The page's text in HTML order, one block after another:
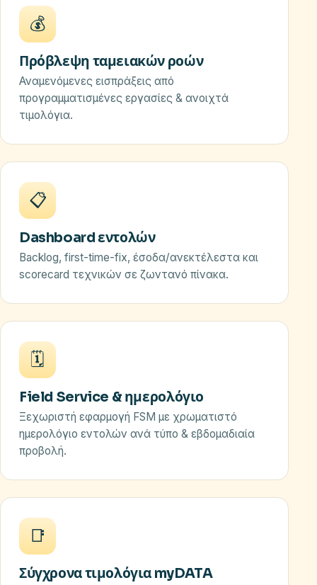
💰
Πρόβλεψη ταμειακών ροών
Αναμενόμενες εισπράξεις από
προγραμματισμένες εργασίες & ανοιχτά
τιμολόγια.
📋
Dashboard εντολών
Backlog, first-time-fix, έσοδα/ανεκτέλεστα και
scorecard τεχνικών σε ζωντανό πίνακα.
🗓️
Field Service & ημερολόγιο
Ξεχωριστή εφαρμογή FSM με χρωματιστό
ημερολόγιο εντολών ανά τύπο & εβδομαδιαία
προβολή.
📑
Σύγχρονα τιμολόγια myDATA